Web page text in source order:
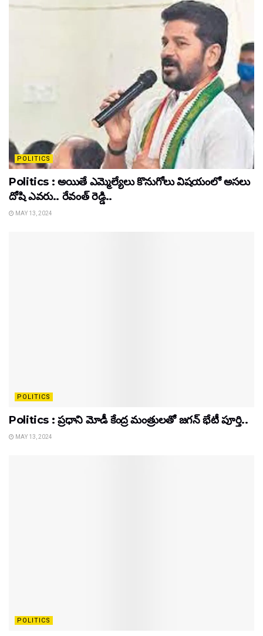
POLITICS
Politics : అయితే ఎమ్మెల్యేలు కొనుగోలు విషయంలో అసలు
దోషి ఎవరు.. రేవంత్ రెడ్డి..
MAY 13, 2024
POLITICS
Politics : ప్రధాని మోడీ కేంద్ర మంత్రులతో జగన్ భేటీ పూర్తి..
MAY 13, 2024
POLITICS